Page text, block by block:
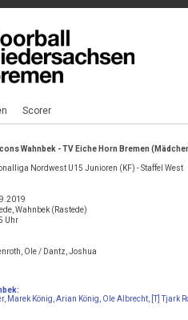
Scorer
Wahnbek - TV Eiche Horn Bremen
Nordwest U15 Junioren (KF) - Staffel West
Wahnbek (Rastede)
Uhr
Ole / Dantz, Joshua
Marek König, Arian König, Ole Albrecht, [T] Tjark